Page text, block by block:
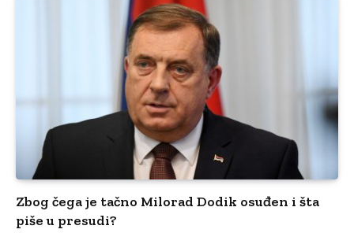
Zbog čega je tačno Milorad Dodik osuđen i šta
piše u presudi?